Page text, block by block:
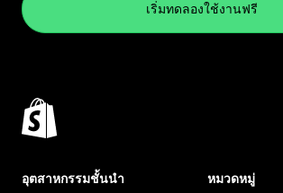
เริ่มทดลองใช้งานฟรี
อุตสาหกรรมชั้นนำ หมวดหมู่